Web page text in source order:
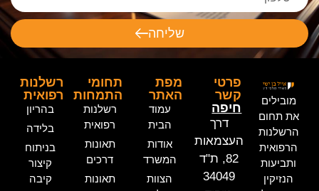
שליחה
מובילים
את תחום
הרשלנות
הרפואית
ותביעות
הנזיקין
מפת
האתר
עמוד
הבית
אודות
המשרד
הצוות
תחומי
התמחות
רשלנות
רפואית
תאונות
דרכים
תאונות
רשלנות
רפואית
בהריון
בלידה
בניתוח
קיצור
קיבה
פרטי
קשר
חיפה
דרך
העצמאות
82, ת"ד
34049